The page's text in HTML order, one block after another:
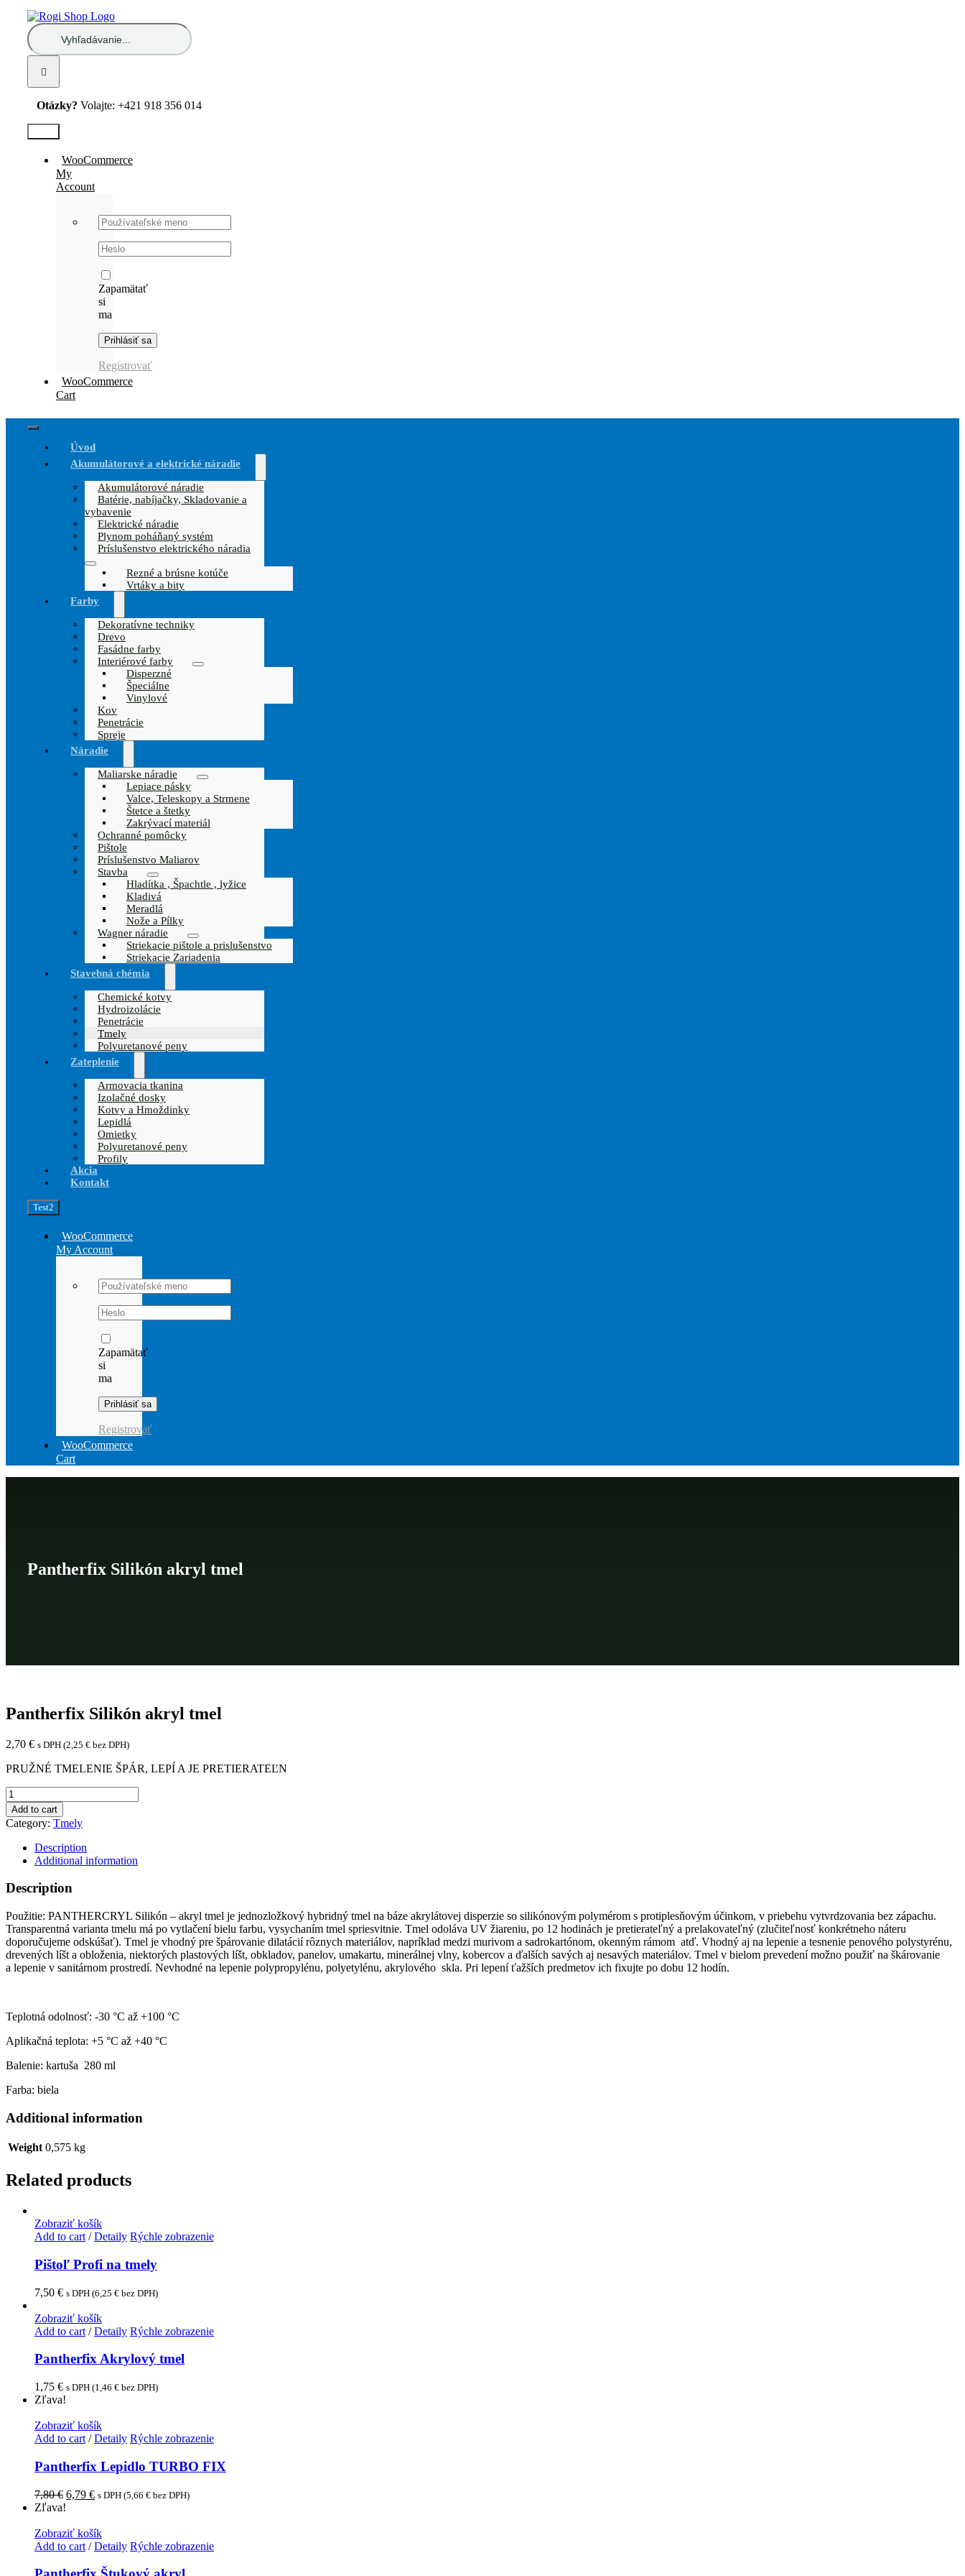
content
Hľadať:
Otázky? Volajte: +421 918 356 014
WooCommerce
My
Account
Username:
Password:
Zapamätať
si
ma
Registrovať
WooCommerce
Cart
Toggle
Navigation
Úvod
Akumulátorové a elektrické náradie
Akumulátorové náradie
Batérie, nabíjačky, Skladovanie a
vybavenie
Elektrické náradie
Plynom poháňaný systém
Príslušenstvo elektrického náradia
Rezné a brúsne kotúče
Vrtáky a bity
Farby
Dekoratívne techniky
Drevo
Fasádne farby
Interiérové farby
Disperzné
Špeciálne
Vinylové
Kov
Penetrácie
Spreje
Náradie
Maliarske náradie
Lepiace pásky
Valce, Teleskopy a Strmene
Štetce a štetky
Zakrývací materiál
Ochranné pomôcky
Pištole
Príslušenstvo Maliarov
Stavba
Hladítka , Špachtle , lyžice
Kladivá
Meradlá
Nože a Pílky
Wagner náradie
Striekacie pištole a prislušenstvo
Striekacie Zariadenia
Stavebná chémia
Chemické kotvy
Hydroizolácie
Penetrácie
Tmely
Polyuretanové peny
Zateplenie
Armovacia tkanina
Izolačné dosky
Kotvy a Hmoždinky
Lepidlá
Omietky
Polyuretanové peny
Profily
Akcia
Kontakt
Test2
WooCommerce
My Account
Username:
Password:
Zapamätať
si
ma
Registrovať
WooCommerce
Cart
Pantherfix Silikón akryl tmel
Pantherfix Silikón akryl tmel
2,70 € s DPH (2,25 € bez DPH)
PRUŽNÉ TMELENIE ŠPÁR, LEPÍ A JE PRETIERATEĽN
Pantherfix
Silikón
akryl
tmel
quantity
Add to cart
Category: Tmely
Description
Additional information
Description
Použitie: PANTHERCRYL Silikón – akryl tmel je jednozložkový hybridný tmel na báze akrylátovej disperzie so silikónovým polymérom s protiplesňovým účinkom, v priebehu vytvrdzovania bez zápachu.
Transparentná varianta tmelu má po vytlačení bielu farbu, vysychaním tmel spriesvitnie. Tmel odoláva UV žiareniu, po 12 hodinách je pretierateľný a prelakovateľný (zlučiteľnosť konkrétneho náteru
doporučujeme odskúšať). Tmel je vhodný pre špárovanie dilatácií rôznych materiálov, napríklad medzi murivom a sadrokartónom, okenným rámom atď. Vhodný aj na lepenie a tesnenie penového polystyrénu,
drevených líšt a obloženia, niektorých plastových líšt, obkladov, panelov, umakartu, minerálnej vlny, kobercov a ďalších savých aj nesavých materiálov. Tmel v bielom prevedení možno použiť na škárovanie
a lepenie v sanitárnom prostredí. Nevhodné na lepenie polypropylénu, polyetylénu, akrylového skla. Pri lepení ťažších predmetov ich fixujte po dobu 12 hodín.
Teplotná odolnosť: -30 °C až +100 °C
Aplikačná teplota: +5 °C až +40 °C
Balenie: kartuša 280 ml
Farba: biela
Additional information
Weight 0,575 kg
Related products
Zobraziť košík
Add to cart / Detaily Rýchle zobrazenie
Pištoľ Profi na tmely
7,50 € s DPH (6,25 € bez DPH)
Zobraziť košík
Add to cart / Detaily Rýchle zobrazenie
Pantherfix Akrylový tmel
1,75 € s DPH (1,46 € bez DPH)
Zľava!
Zobraziť košík
Add to cart / Detaily Rýchle zobrazenie
Pantherfix Lepidlo TURBO FIX
7,80€ 6,79 € s DPH (5,66 € bez DPH)
Zľava!
Zobraziť košík
Add to cart / Detaily Rýchle zobrazenie